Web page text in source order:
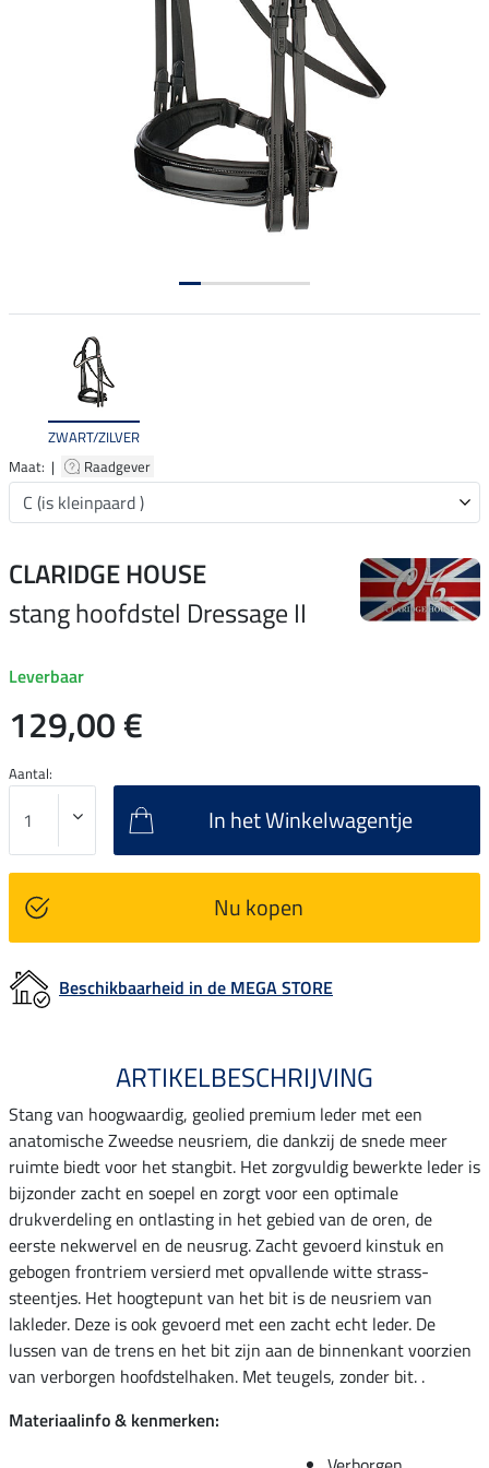
ZWART/ZILVER
Maat: |
Raadgever
CLARIDGE HOUSE
stang hoofdstel Dressage II
Leverbaar
129,00 €
Aantal:
In het Winkelwagentje
Nu kopen
Beschikbaarheid in de MEGA STORE
ARTIKELBESCHRIJVING
Stang van hoogwaardig, geolied premium leder met een
anatomische Zweedse neusriem, die dankzij de snede meer
ruimte biedt voor het stangbit. Het zorgvuldig bewerkte leder is
bijzonder zacht en soepel en zorgt voor een optimale
drukverdeling en ontlasting in het gebied van de oren, de
eerste nekwervel en de neusrug. Zacht gevoerd kinstuk en
gebogen frontriem versierd met opvallende witte strass-
steentjes. Het hoogtepunt van het bit is de neusriem van
lakleder. Deze is ook gevoerd met een zacht echt leder. De
lussen van de trens en het bit zijn aan de binnenkant voorzien
van verborgen hoofdstelhaken. Met teugels, zonder bit. .
Materiaalinfo & kenmerken: